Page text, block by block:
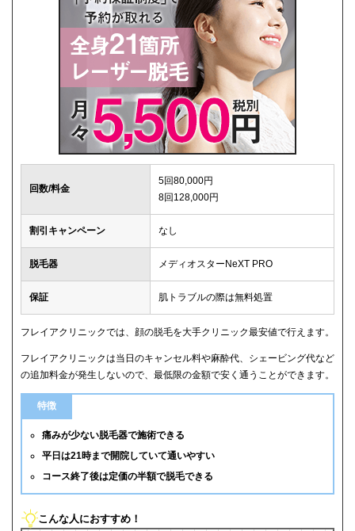
回数/料金
5回80,000円
8回128,000円
割引キャンペーン なし
脱毛器 メディオスターNeXT PRO
保証 肌トラブルの際は無料処置
フレイアクリニックでは、顔の脱毛を大手クリニック最安値で行えます。
フレイアクリニックは当日のキャンセル料や麻酔代、シェービング代など
の追加料金が発生しないので、最低限の金額で安く通うことができます。
特徴
痛みが少ない脱毛器で施術できる
平日は21時まで開院していて通いやすい
コース終了後は定価の半額で脱毛できる
こんな人におすすめ！